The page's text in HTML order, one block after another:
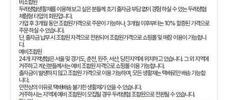
비조합원
두레생협생활재를 이용해 보고 싶은 분들께 초기 출자금 부담 없이 경험 하실 수 있는 두레생협
체험형 타입의 회원입니다.
가입 후 3개월 동안 조합원가격으로 주문이 가능하나, 3개월 이후부터는 10% 할증된 가격으로
주문 하실 수 있습니다.
단, 출자금 납부 시 조합원 자격으로 전환되어 조합원가격으로 쇼핑몰 및 매장 이용이 가능합니
다.
예비조합원
24개 지역생협은 서울 및 경기도, 춘천, 원주, 서산, 당진지역에 위치하고 있습니다. 그 외 지역에
거주하고 계신분들께서는 예비 조합원 자격으로 쇼핑몰 이용 가능합니다.
출자금이 발생하지 않고 조합원 가격으로 이용 가능하며, 모든 생활재는 택배로만 배송 가능합
니다.
안전상의 이유로 택배배송 불가한 생활재가 있을 수 있습니다.
거주하시는 지역에 예비 조합원이 모집될 경우 두레생협 조합원으로 전환될 수 있습니다.